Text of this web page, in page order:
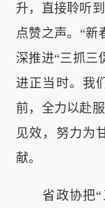
升，直接聆听
点赞之声。“新
深推进“三抓三
进正当时。我
前，全力以赴
见效，努力为
献。
省政协把“